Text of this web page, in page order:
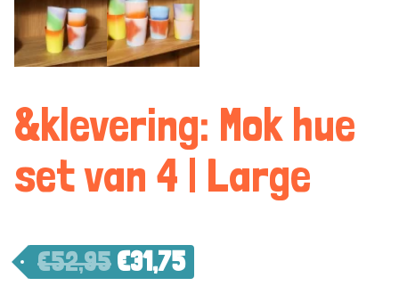
&klevering: Mok hue
set van 4 | Large
€52,95 €31,75